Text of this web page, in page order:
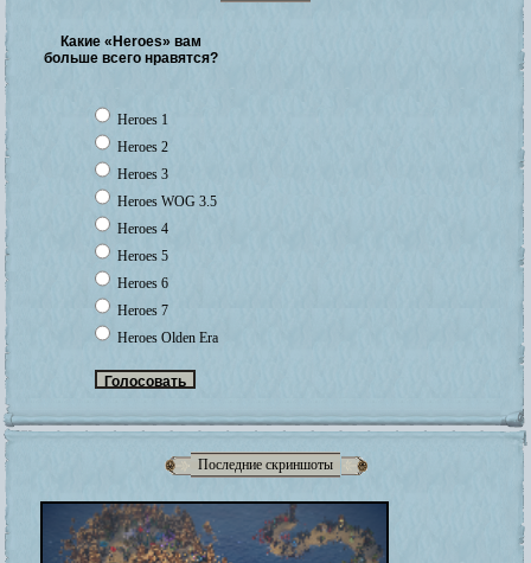
Какие «Heroes» вам
больше всего нравятся?
Heroes 1
Heroes 2
Heroes 3
Heroes WOG 3.5
Heroes 4
Heroes 5
Heroes 6
Heroes 7
Heroes Olden Era
Последние скриншоты